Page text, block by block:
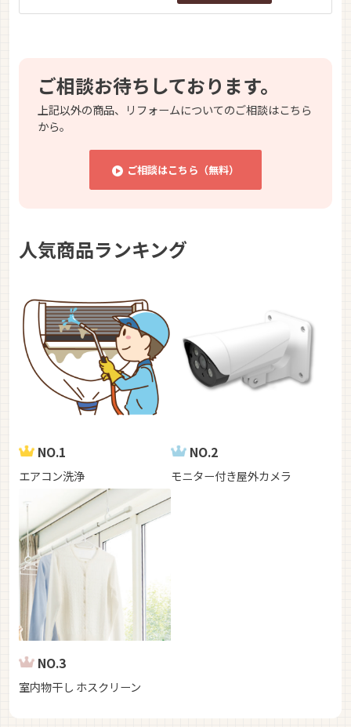
ご相談お待ちしております。
上記以外の商品、リフォームについてのご相談はこちら
から。
ご相談はこちら（無料）
人気商品ランキング
NO.1
エアコン洗浄
NO.2
モニター付き屋外カメラ
NO.3
室内物干し ホスクリーン